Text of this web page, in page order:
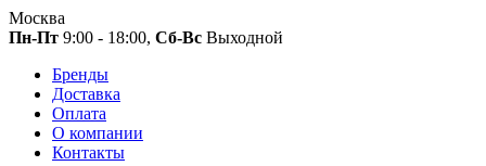
Москва
Пн-Пт 9:00 - 18:00, Сб-Вс Выходной
Бренды
Доставка
Оплата
О компании
Контакты